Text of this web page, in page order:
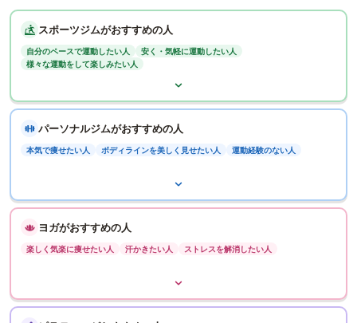
スポーツジムがおすすめの人
自分のペースで運動したい人
安く・気軽に運動したい人
様々な運動をして楽しみたい人
パーソナルジムがおすすめの人
本気で痩せたい人 ボディラインを美しく見せたい人 運動経験のない人
ヨガがおすすめの人
楽しく気楽に痩せたい人 汗かきたい人 ストレスを解消したい人